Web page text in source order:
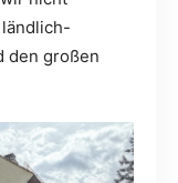
den großen